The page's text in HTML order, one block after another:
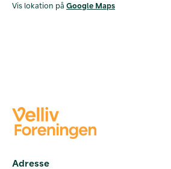
Vis lokation på Google Maps
Adresse